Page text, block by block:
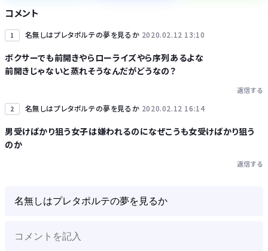
Powered by livedoor 相互RSS
コメント
1 名無しはプレタポルテの夢を見るか 2020.02.12 13:10
ボクサーでも前開きやらローライズやら序列あるよな
前開きじゃないと蒸れそうなんだがどうなの？
返信する
2 名無しはプレタポルテの夢を見るか 2020.02.12 16:14
男受けばかり狙う女子は嫌われるのになぜこうも女受けばかり狙う
のか
返信する